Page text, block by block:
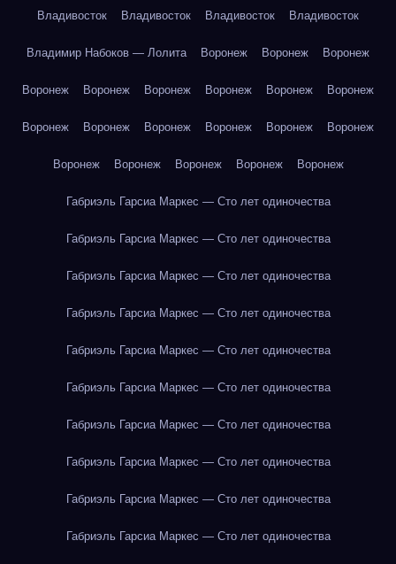
Владивосток Владивосток Владивосток Владивосток
Владимир Набоков — Лолита Воронеж Воронеж Воронеж
Воронеж Воронеж Воронеж Воронеж Воронеж Воронеж
Воронеж Воронеж Воронеж Воронеж Воронеж Воронеж
Воронеж Воронеж Воронеж Воронеж Воронеж
Габриэль Гарсиа Маркес — Сто лет одиночества
Габриэль Гарсиа Маркес — Сто лет одиночества
Габриэль Гарсиа Маркес — Сто лет одиночества
Габриэль Гарсиа Маркес — Сто лет одиночества
Габриэль Гарсиа Маркес — Сто лет одиночества
Габриэль Гарсиа Маркес — Сто лет одиночества
Габриэль Гарсиа Маркес — Сто лет одиночества
Габриэль Гарсиа Маркес — Сто лет одиночества
Габриэль Гарсиа Маркес — Сто лет одиночества
Габриэль Гарсиа Маркес — Сто лет одиночества